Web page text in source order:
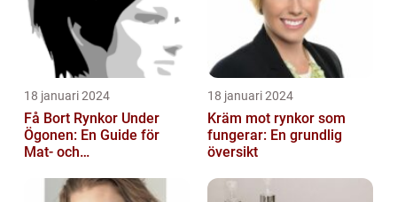
18 januari 2024
Få Bort Rynkor Under
Ögonen: En Guide för
Mat- och
18 januari 2024
Kräm mot rynkor som
fungerar: En grundlig
översikt